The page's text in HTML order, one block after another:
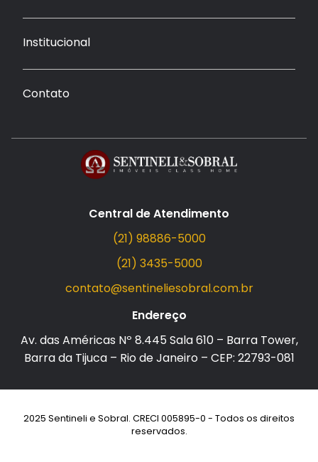
Institucional
Contato
Central de Atendimento
(21) 98886-5000
(21) 3435-5000
contato@sentineliesobral.com.br
Endereço
Av. das Américas Nº 8.445 Sala 610 – Barra Tower,
Barra da Tijuca – Rio de Janeiro – CEP: 22793-081
2025 Sentineli e Sobral. CRECI 005895-0 - Todos os direitos
reservados.